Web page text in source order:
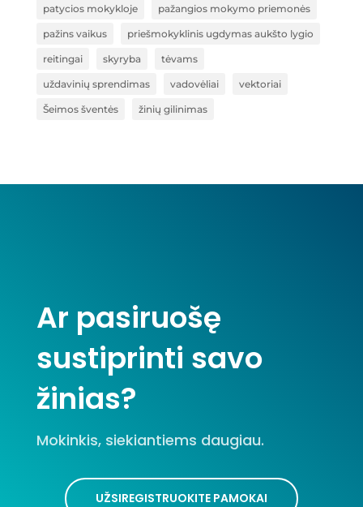
patycios mokykloje pažangios mokymo priemonės
pažins vaikus priešmokyklinis ugdymas aukšto lygio
reitingai skyryba tėvams
uždavinių sprendimas vadovėliai vektoriai
Šeimos šventės žinių gilinimas
Ar pasiruošę
sustiprinti savo
žinias?
Mokinkis, siekiantiems daugiau.
UŽSIREGISTRUOKITE PAMOKAI